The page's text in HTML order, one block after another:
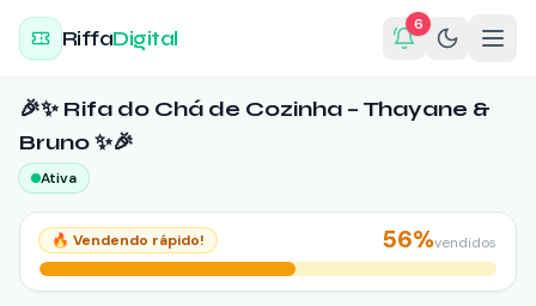
RiffaDigital
6
🎉✨ Rifa do Chá de Cozinha – Thayane &
Bruno ✨🎉
Ativa
🔥 Vendendo rápido! 56%vendidos